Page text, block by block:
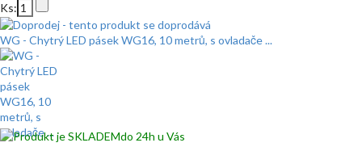
Ks:
WG - Chytrý LED pásek WG16, 10 metrů, s ovladače ...
do 24h u Vás